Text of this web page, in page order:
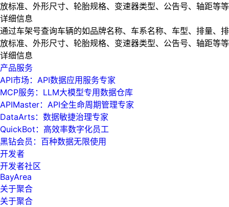
放标准、外形尺寸、轮胎规格、变速器类型、公告号、轴距等等
详细信息
通过车架号查询车辆的如品牌名称、车系名称、车型、排量、排
放标准、外形尺寸、轮胎规格、变速器类型、公告号、轴距等等
详细信息
产品服务
API市场：API数据应用服务专家
MCP服务：LLM大模型专用数据仓库
APIMaster：API全生命周期管理专家
DataArts：数据敏捷治理专家
QuickBot：高效率数字化员工
黑钻会员：百种数据无限使用
开发者
开发者社区
BayArea
关于聚合
关于聚合